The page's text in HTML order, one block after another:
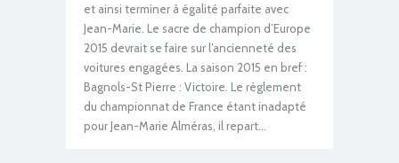
et ainsi terminer à égalité parfaite avec
Jean-Marie. Le sacre de champion d’Europe
2015 devrait se faire sur l’ancienneté des
voitures engagées. La saison 2015 en bref :
Bagnols-St Pierre : Victoire. Le règlement
du championnat de France étant inadapté
pour Jean-Marie Alméras, il repart…